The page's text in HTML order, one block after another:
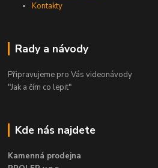
Kontakty
Rady a návody
Připravujeme pro Vás videonávody
"Jak a čím co lepit"
Kde nás najdete
Kamenná prodejna